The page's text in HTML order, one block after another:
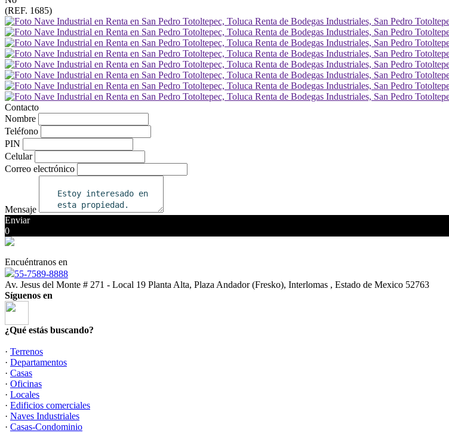
(REF. 1685)
Contacto
Nombre
Teléfono
PIN
Celular
Correo electrónico
Mensaje
Enviar
0
Encuéntranos en
55-7589-8888
Av. Jesus del Monte # 271 - Local 19 Planta Alta, Plaza Andador (Fresko), Interlomas , Estado de Mexico 52763
Síguenos en
¿Qué estás buscando?
· Terrenos
· Departamentos
· Casas
· Oficinas
· Locales
· Edificios comerciales
· Naves Industriales
· Casas-Condominio